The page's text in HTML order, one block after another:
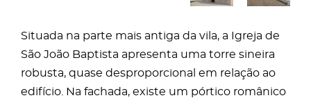
Situada na parte mais antiga da vila, a Igreja de
São João Baptista apresenta uma torre sineira
robusta, quase desproporcional em relação ao
edifício. Na fachada, existe um pórtico românico